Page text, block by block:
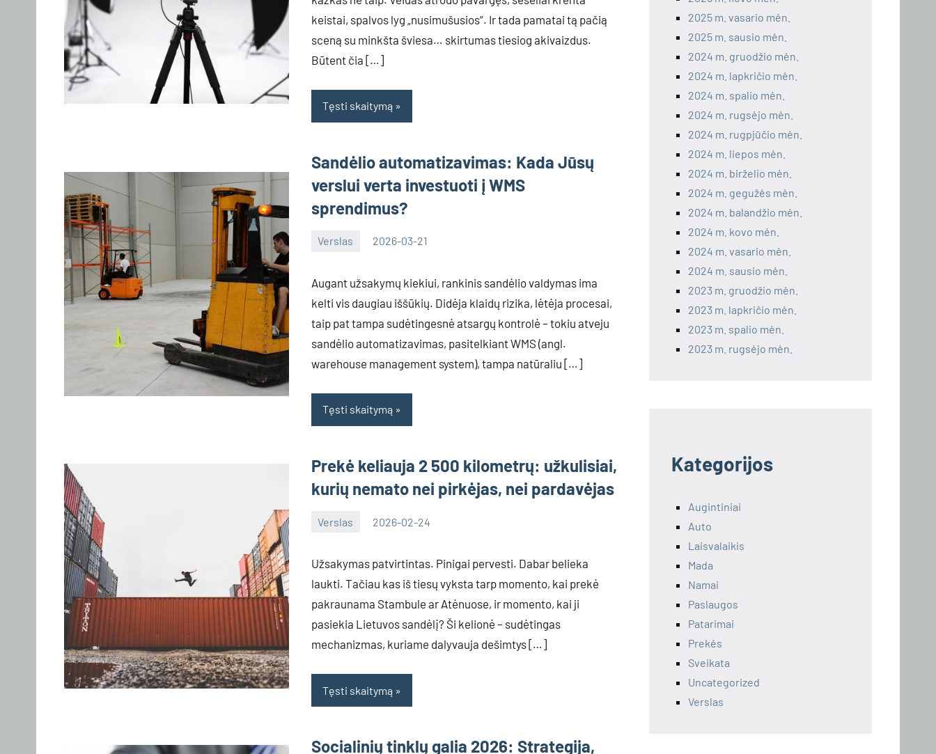
keistai, spalvos lyg „nusimušusios“. Ir tada pamatai tą pačią
sceną su minkšta šviesa… skirtumas tiesiog akivaizdus.
Būtent čia […]
Tęsti skaitymą
Sandėlio automatizavimas: Kada Jūsų
verslui verta investuoti į WMS
sprendimus?
Verslas 2026-03-21
Augant užsakymų kiekiui, rankinis sandėlio valdymas ima
kelti vis daugiau iššūkių. Didėja klaidų rizika, lėtėja procesai,
taip pat tampa sudėtingesnė atsargų kontrolė – tokiu atveju
sandėlio automatizavimas, pasitelkiant WMS (angl.
warehouse management system), tampa natūraliu […]
Tęsti skaitymą
Prekė keliauja 2 500 kilometrų: užkulisiai,
kurių nemato nei pirkėjas, nei pardavėjas
Verslas 2026-02-24
Užsakymas patvirtintas. Pinigai pervesti. Dabar belieka
laukti. Tačiau kas iš tiesų vyksta tarp momento, kai prekė
pakraunama Stambule ar Atėnuose, ir momento, kai ji
pasiekia Lietuvos sandėlį? Ši kelionė – sudėtingas
mechanizmas, kuriame dalyvauja dešimtys […]
Tęsti skaitymą
Socialinių tinklų galia 2026: Strategija,
2025 m. vasario mėn.
2025 m. sausio mėn.
2024 m. gruodžio mėn.
2024 m. lapkričio mėn.
2024 m. spalio mėn.
2024 m. rugsėjo mėn.
2024 m. rugpjūčio mėn.
2024 m. liepos mėn.
2024 m. birželio mėn.
2024 m. gegužės mėn.
2024 m. balandžio mėn.
2024 m. kovo mėn.
2024 m. vasario mėn.
2024 m. sausio mėn.
2023 m. gruodžio mėn.
2023 m. lapkričio mėn.
2023 m. spalio mėn.
2023 m. rugsėjo mėn.
Kategorijos
Augintiniai
Auto
Laisvalaikis
Mada
Namai
Paslaugos
Patarimai
Prekės
Sveikata
Uncategorized
Verslas